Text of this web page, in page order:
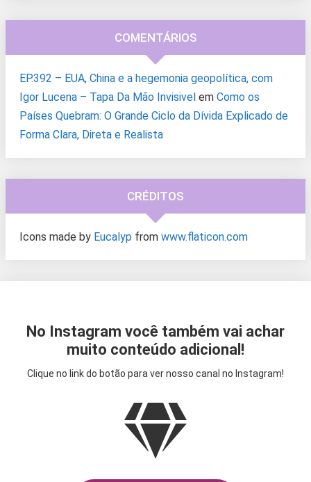
COMENTÁRIOS
EP.392 – EUA, China e a hegemonia geopolítica, com
Igor Lucena – Tapa Da Mão Invisivel em Como os
Países Quebram: O Grande Ciclo da Dívida Explicado de
Forma Clara, Direta e Realista
CRÉDITOS
Icons made by Eucalyp from www.flaticon.com
No Instagram você também vai achar
muito conteúdo adicional!
Clique no link do botão para ver nosso canal no Instagram!